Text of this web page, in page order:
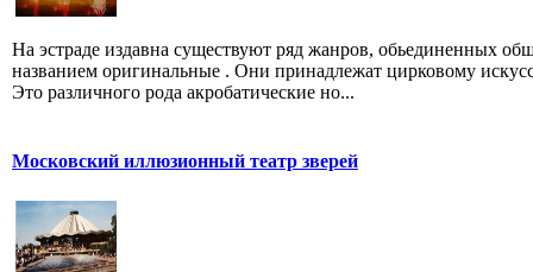
На эстраде издавна существуют ряд жанров, обьединенных
названием оригинальные . Они принадлежат цирковому
Это различного рода акробатические но...
Московский иллюзионный театр зверей